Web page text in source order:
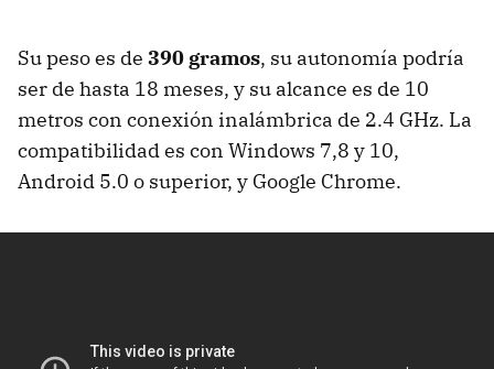
Su peso es de 390 gramos, su autonomía podría
ser de hasta 18 meses, y su alcance es de 10
metros con conexión inalámbrica de 2.4 GHz. La
compatibilidad es con Windows 7,8 y 10,
Android 5.0 o superior, y Google Chrome.